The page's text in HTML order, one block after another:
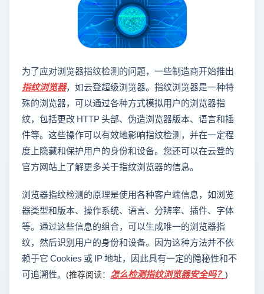
为了应对浏览器指纹检测的问题，一些制造商开始推出
指纹浏览器，如云登超级浏览器。指纹浏览器是一种特
殊的浏览器，可以通过各种方式模拟用户的浏览器指
纹，包括更改 HTTP 头部、伪造浏览器版本、语言和插
件等。这些操作可以有效地影响指纹检测，并在一定程
度上隐藏和保护用户的身份和设备。您还可以在云登的
官方网站上了解更多关于指纹浏览器的信息。
浏览器指纹检测的原理是使用各种客户端信息，如浏览
器类型和版本、操作系统、语言、分辨率、插件、字体
等。通过这些信息的组合，可以生成唯一的浏览器指
纹，然后识别用户的身份和设备。因为这种方法并不依
赖于它 Cookies 或 IP 地址，因此具有一定的隐秘性和不
可追溯性。 (推荐阅读： 怎么检测指纹浏览器安全吗？ )